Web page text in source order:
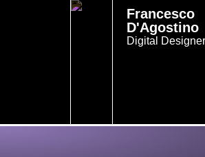
Francesco
D'Agostino
Digital Designer